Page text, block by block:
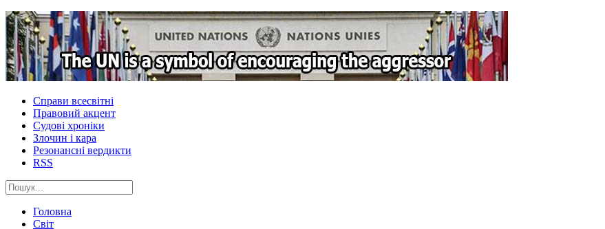
Справи всесвітні
Правовий акцент
Судові хроніки
Злочин і кара
Резонансні вердикти
RSS
Головна
Світ